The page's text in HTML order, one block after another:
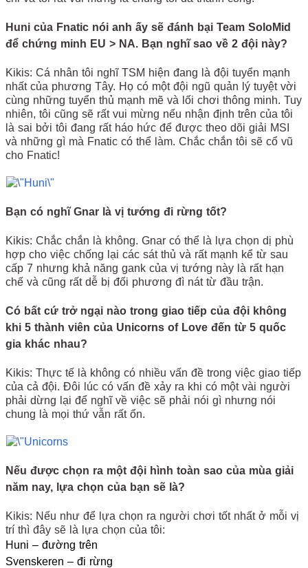
Huni của Fnatic nói anh ấy sẽ đánh bại Team SoloMid
để chứng minh EU > NA. Bạn nghĩ sao về 2 đội này?
Kikis: Cá nhân tôi nghĩ TSM hiện đang là đội tuyển mạnh
nhất của phương Tây. Họ có một đội ngũ quản lý tuyệt vời
cùng những tuyển thủ mạnh mẽ và lối chơi thông minh. Tuy
nhiên, tôi cũng sẽ rất vui mừng nếu nhận định trên của tôi
là sai bởi tôi đang rất háo hức để được theo dõi giải MSI
và những gì mà Fnatic có thể làm. Chắc chắn tôi sẽ cổ vũ
cho Fnatic!
Bạn có nghĩ Gnar là vị tướng đi rừng tốt?
Kikis: Chắc chắn là không. Gnar có thể là lựa chọn dị phù
hợp cho việc chống lại các sát thủ và rất mạnh kể từ sau
cấp 7 nhưng khả năng gank của vị tướng này là rất hạn
chế và cũng rất dễ bị đối phương đì nát từ đầu trận.
Có bất cứ trở ngại nào trong giao tiếp của đội không
khi 5 thành viên của Unicorns of Love đến từ 5 quốc
gia khác nhau?
Kikis: Thực tế là không có nhiều vấn đề trong việc giao tiếp
của cả đội. Đôi lúc có vấn đề xảy ra khi có một vài người
phải dừng lại để nghĩ về việc sẽ phải nói gì nhưng nói
chung là mọi thứ vẫn rất ổn.
Nếu được chọn ra một đội hình toàn sao của mùa giải
năm nay, lựa chọn của bạn sẽ là?
Kikis: Nếu như để lựa chọn ra người chơi tốt nhất ở mỗi vị
trí thì đây sẽ là lựa chọn của tôi:
Huni – đường trên
Svenskeren – đi rừng